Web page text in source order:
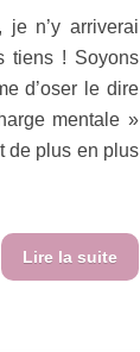
n’y arriverai
tiens ! Soyons
d’oser le dire
mentale »
de plus en plus
Lire la suite